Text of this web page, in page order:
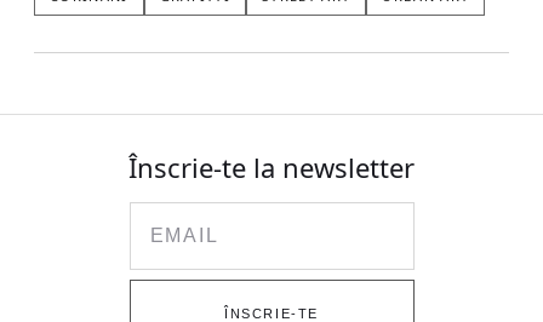
Înscrie-te la newsletter
ÎNSCRIE-TE